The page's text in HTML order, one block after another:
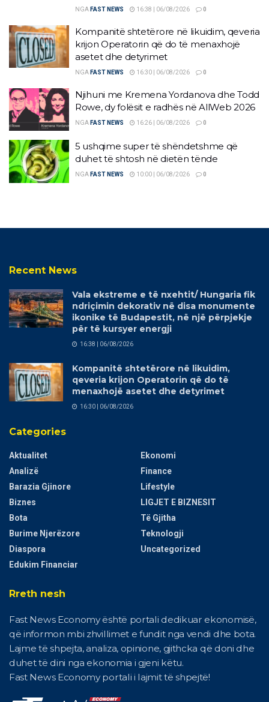
NGA FAST NEWS 16:38 | 06/08/2026 0
Kompanitë shtetërore në likuidim, qeveria
krijon Operatorin që do të menaxhojë
asetet dhe detyrimet
NGA FAST NEWS 16:30 | 06/08/2026 0
Njihuni me Kremena Yordanova dhe Todd
Rowe, dy folësit e radhës në AllWeb 2026
NGA FAST NEWS 16:26 | 06/08/2026 0
5 ushqime super të shëndetshme që
duhet të shtosh në dietën tënde
NGA FAST NEWS 10:00 | 06/08/2026 0
Recent News
Vala ekstreme e të nxehtit/ Hungaria fik
ndriçimin dekorativ në disa monumente
ikonike të Budapestit, në një përpjekje
për të kursyer energji
16:38 | 06/08/2026
Kompanitë shtetërore në likuidim,
qeveria krijon Operatorin që do të
menaxhojë asetet dhe detyrimet
16:30 | 06/08/2026
Categories
Aktualitet
Analizë
Barazia Gjinore
Biznes
Bota
Burime Njerëzore
Diaspora
Edukim Financiar
Ekonomi
Finance
Lifestyle
LIGJET E BIZNESIT
Të Gjitha
Teknologji
Uncategorized
Rreth nesh
Fast News Economy është portali dedikuar ekonomisë,
që informon mbi zhvillimet e fundit nga vendi dhe bota.
Lajme të shpejta, analiza, opinione, gjithcka që doni dhe
duhet të dini nga ekonomia i gjeni këtu.
Fast News Economy portali i lajmit të shpejtë!